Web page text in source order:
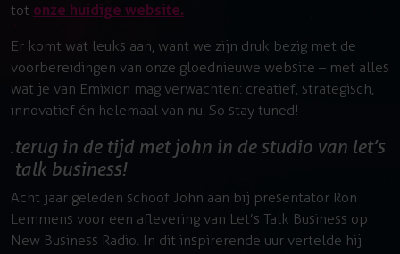
tot onze huidige website.
Er komt wat leuks aan, want we zijn druk bezig met de
voorbereidingen van onze gloednieuwe website – met alles
wat je van Emixion mag verwachten: creatief, strategisch,
innovatief én helemaal van nu. So stay tuned!
terug in de tijd met john in de studio van let’s
talk business!
Acht jaar geleden schoof John aan bij presentator Ron
Lemmens voor een aflevering van Let’s Talk Business op
New Business Radio. In dit inspirerende uur vertelde hij